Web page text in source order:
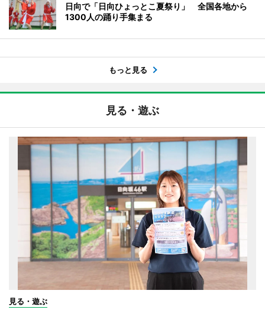
日向で「日向ひょっとこ夏祭り」 全国各地から
1300人の踊り手集まる
もっと見る
見る・遊ぶ
見る・遊ぶ